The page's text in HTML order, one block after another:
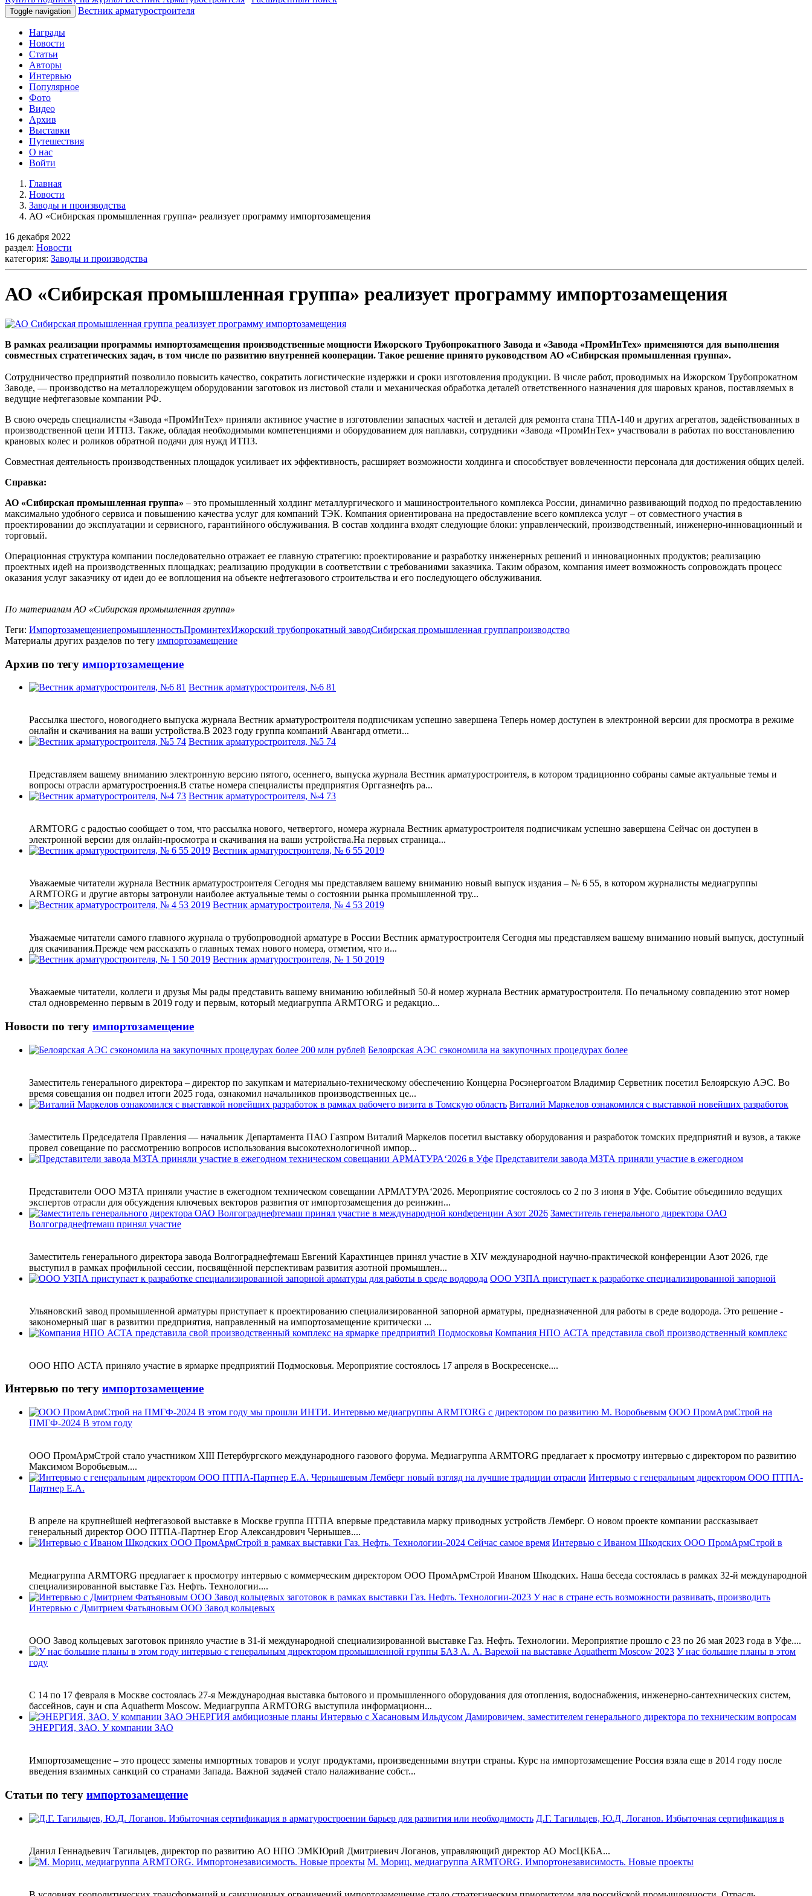
Toggle navigation Вестник арматуростроителя
Награды
Новости
Статьи
Авторы
Интервью
Популярное
Фото
Видео
Архив
Выставки
Путешествия
О нас
Войти
Главная
Новости
Заводы и производства
АО «Сибирская промышленная группа» реализует программу импортозамещения
16 декабря 2022
раздел: Новости
категория: Заводы и производства
АО «Сибирская промышленная группа» реализует программу импортозамещения
В рамках реализации программы импортозамещения производственные мощности Ижорского Трубопрокатного Завода и «Завода «ПромИнТех» применяются для выполнения
совместных стратегических задач, в том числе по развитию внутренней кооперации. Такое решение принято руководством АО «Сибирская промышленная группа».
Сотрудничество предприятий позволило повысить качество, сократить логистические издержки и сроки изготовления продукции. В числе работ, проводимых на Ижорском Трубопрокатном
Заводе, — производство на металлорежущем оборудовании заготовок из листовой стали и механическая обработка деталей ответственного назначения для шаровых кранов, поставляемых в
ведущие нефтегазовые компании РФ.
В свою очередь специалисты «Завода «ПромИнТех» приняли активное участие в изготовлении запасных частей и деталей для ремонта стана ТПА-140 и других агрегатов, задействованных в
производственной цепи ИТПЗ. Также, обладая необходимыми компетенциями и оборудованием для наплавки, сотрудники «Завода «ПромИнТех» участвовали в работах по восстановлению
крановых колес и роликов обратной подачи для нужд ИТПЗ.
Совместная деятельность производственных площадок усиливает их эффективность, расширяет возможности холдинга и способствует вовлеченности персонала для достижения общих целей.
Справка:
АО «Сибирская промышленная группа» – это промышленный холдинг металлургического и машиностроительного комплекса России, динамично развивающий подход по предоставлению
максимально удобного сервиса и повышению качества услуг для компаний ТЭК. Компания ориентирована на предоставление всего комплекса услуг – от совместного участия в
проектировании до эксплуатации и сервисного, гарантийного обслуживания. В состав холдинга входят следующие блоки: управленческий, производственный, инженерно-инновационный и
торговый.
Операционная структура компании последовательно отражает ее главную стратегию: проектирование и разработку инженерных решений и инновационных продуктов; реализацию
проектных идей на производственных площадках; реализацию продукции в соответствии с требованиями заказчика. Таким образом, компания имеет возможность сопровождать процесс
оказания услуг заказчику от идеи до ее воплощения на объекте нефтегазового строительства и его последующего обслуживания.
По материалам АО «Сибирская промышленная группа»
Теги: ИмпортозамещениепромышленностьПроминтехИжорский трубопрокатный заводСибирская промышленная группапроизводство
Материалы других разделов по тегу импортозамещение
Архив по тегу импортозамещение
Вестник арматуростроителя, №6 81
Рассылка шестого, новогоднего выпуска журнала Вестник арматуростроителя подписчикам успешно завершена Теперь номер доступен в электронной версии для просмотра в режиме
онлайн и скачивания на ваши устройства.В 2023 году группа компаний Авангард отмети...
Вестник арматуростроителя, №5 74
Представляем вашему вниманию электронную версию пятого, осеннего, выпуска журнала Вестник арматуростроителя, в котором традиционно собраны самые актуальные темы и
вопросы отрасли арматуростроения.В статье номера специалисты предприятия Орггазнефть ра...
Вестник арматуростроителя, №4 73
ARMTORG с радостью сообщает о том, что рассылка нового, четвертого, номера журнала Вестник арматуростроителя подписчикам успешно завершена Сейчас он доступен в
электронной версии для онлайн-просмотра и скачивания на ваши устройства.На первых страница...
Вестник арматуростроителя, № 6 55 2019
Уважаемые читатели журнала Вестник арматуростроителя Сегодня мы представляем вашему вниманию новый выпуск издания – № 6 55, в котором журналисты медиагруппы
ARMTORG и другие авторы затронули наиболее актуальные темы о состоянии рынка промышленной тру...
Вестник арматуростроителя, № 4 53 2019
Уважаемые читатели самого главного журнала о трубопроводной арматуре в России Вестник арматуростроителя Сегодня мы представляем вашему вниманию новый выпуск, доступный
для скачивания.Прежде чем рассказать о главных темах нового номера, отметим, что и...
Вестник арматуростроителя, № 1 50 2019
Уважаемые читатели, коллеги и друзья Мы рады представить вашему вниманию юбилейный 50-й номер журнала Вестник арматуростроителя. По печальному совпадению этот номер
стал одновременно первым в 2019 году и первым, который медиагруппа ARMTORG и редакцио...
Новости по тегу импортозамещение
Белоярская АЭС сэкономила на закупочных процедурах более
Заместитель генерального директора – директор по закупкам и материально-техническому обеспечению Концерна Росэнергоатом Владимир Серветник посетил Белоярскую АЭС. Во
время совещания он подвел итоги 2025 года, ознакомил начальников производственных це...
Виталий Маркелов ознакомился с выставкой новейших разработок
Заместитель Председателя Правления — начальник Департамента ПАО Газпром Виталий Маркелов посетил выставку оборудования и разработок томских предприятий и вузов, а также
провел совещание по рассмотрению вопросов использования высокотехнологичной импор...
Представители завода МЗТА приняли участие в ежегодном
Представители ООО МЗТА приняли участие в ежегодном техническом совещании АРМАТУРА‘2026. Мероприятие состоялось со 2 по 3 июня в Уфе. Событие объединило ведущих
экспертов отрасли для обсуждения ключевых векторов развития от импортозамещения до реинжин...
Заместитель генерального директора ОАО
Волгограднефтемаш принял участие
Заместитель генерального директора завода Волгограднефтемаш Евгений Карахтинцев принял участие в XIV международной научно-практической конференции Азот 2026, где
выступил в рамках профильной сессии, посвящённой перспективам развития азотной промышлен...
ООО УЗПА приступает к разработке специализированной запорной
Ульяновский завод промышленной арматуры приступает к проектированию специализированной запорной арматуры, предназначенной для работы в среде водорода. Это решение -
закономерный шаг в развитии предприятия, направленный на импортозамещение критически ...
Компания НПО АСТА представила свой производственный комплекс
ООО НПО АСТА приняло участие в ярмарке предприятий Подмосковья. Мероприятие состоялось 17 апреля в Воскресенске....
Интервью по тегу импортозамещение
ООО ПромАрмСтрой на
ПМГФ-2024 В этом году
ООО ПромАрмСтрой стало участником XIII Петербургского международного газового форума. Медиагруппа ARMTORG предлагает к просмотру интервью с директором по развитию
Максимом Воробьевым....
Интервью с генеральным директором ООО ПТПА-
Партнер Е.А.
В апреле на крупнейшей нефтегазовой выставке в Москве группа ПТПА впервые представила марку приводных устройств Лемберг. О новом проекте компании рассказывает
генеральный директор ООО ПТПА-Партнер Егор Александрович Чернышев....
Интервью с Иваном Шкодских ООО ПромАрмСтрой в
Медиагруппа ARMTORG предлагает к просмотру интервью с коммерческим директором ООО ПромАрмСтрой Иваном Шкодских. Наша беседа состоялась в рамках 32-й международной
специализированной выставке Газ. Нефть. Технологии....
Интервью с Дмитрием Фатьяновым ООО Завод кольцевых
ООО Завод кольцевых заготовок приняло участие в 31-й международной специализированной выставке Газ. Нефть. Технологии. Мероприятие прошло с 23 по 26 мая 2023 года в Уфе....
У нас большие планы в этом
году
С 14 по 17 февраля в Москве состоялась 27-я Международная выставка бытового и промышленного оборудования для отопления, водоснабжения, инженерно-сантехнических систем,
бассейнов, саун и спа Aquatherm Moscow. Медиагруппа ARMTORG выступила информационн...
ЭНЕРГИЯ, ЗАО. У компании ЗАО
Импортозамещение – это процесс замены импортных товаров и услуг продуктами, произведенными внутри страны. Курс на импортозамещение Россия взяла еще в 2014 году после
введения взаимных санкций со странами Запада. Важной задачей стало налаживание собст...
Статьи по тегу импортозамещение
Д.Г. Тагильцев, Ю.Д. Логанов. Избыточная сертификация в
Данил Геннадьевич Тагильцев, директор по развитию АО НПО ЭМКЮрий Дмитриевич Логанов, управляющий директор АО МосЦКБА...
М. Мориц, медиагруппа ARMTORG. Импортонезависимость. Новые проекты